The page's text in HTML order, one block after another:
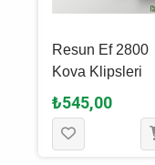
Resun Ef 2800
Kova Klipsleri
₺545,00